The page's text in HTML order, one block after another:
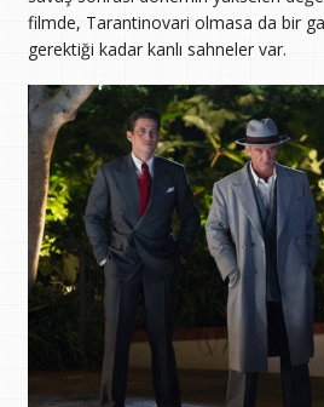
filmde, Tarantinovari olmasa da bir
gerektiği kadar kanlı sahneler var.